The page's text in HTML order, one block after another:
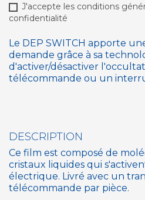
J'accepte les conditions
confidentialité
Le DEP SWITCH apporte
demande grâce à sa
d'activer/désactiver
télécommande ou un
DESCRIPTION
Ce film est composé de
cristaux liquides qui
électrique. Livré avec un
télécommande par pièce.